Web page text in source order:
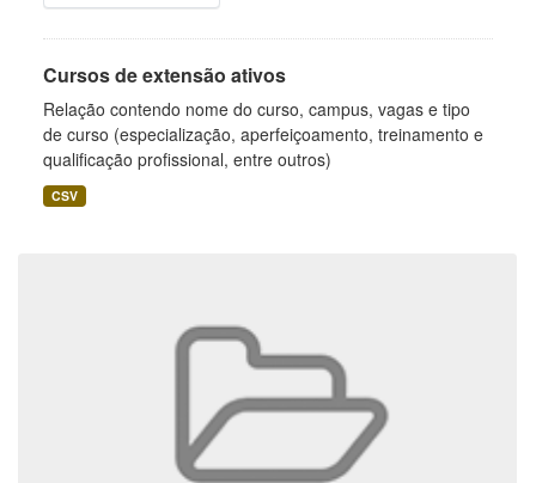
Cursos de extensão ativos
Relação contendo nome do curso, campus, vagas e tipo
de curso (especialização, aperfeiçoamento, treinamento e
qualificação profissional, entre outros)
CSV